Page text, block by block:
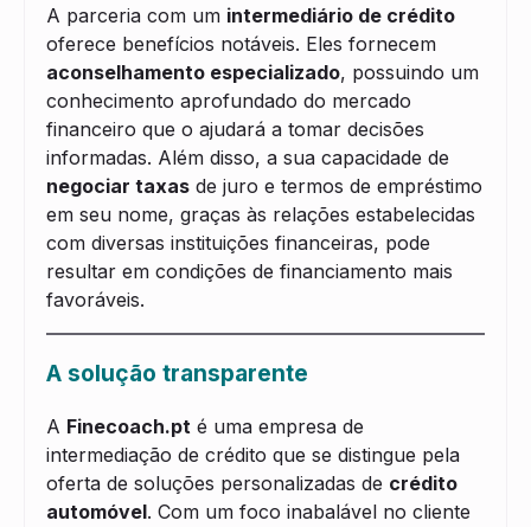
A parceria com um intermediário de crédito
oferece benefícios notáveis. Eles fornecem
aconselhamento especializado, possuindo um
conhecimento aprofundado do mercado
financeiro que o ajudará a tomar decisões
informadas. Além disso, a sua capacidade de
negociar taxas de juro e termos de empréstimo
em seu nome, graças às relações estabelecidas
com diversas instituições financeiras, pode
resultar em condições de financiamento mais
favoráveis.
A solução transparente
A Finecoach.pt é uma empresa de
intermediação de crédito que se distingue pela
oferta de soluções personalizadas de crédito
automóvel. Com um foco inabalável no cliente